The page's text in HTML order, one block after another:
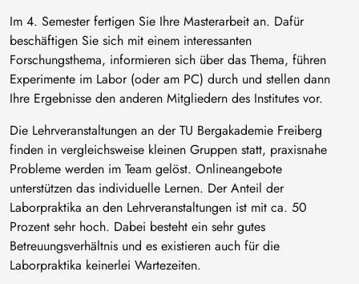
Im 4. Semester fertigen Sie Ihre Masterarbeit an. Dafür
beschäftigen Sie sich mit einem interessanten
Forschungsthema, informieren sich über das Thema, führen
Experimente im Labor (oder am PC) durch und stellen dann
Ihre Ergebnisse den anderen Mitgliedern des Institutes vor.
Die Lehrveranstaltungen an der TU Bergakademie Freiberg
finden in vergleichsweise kleinen Gruppen statt, praxisnahe
Probleme werden im Team gelöst. Onlineangebote
unterstützen das individuelle Lernen. Der Anteil der
Laborpraktika an den Lehrveranstaltungen ist mit ca. 50
Prozent sehr hoch. Dabei besteht ein sehr gutes
Betreuungsverhältnis und es existieren auch für die
Laborpraktika keinerlei Wartezeiten.